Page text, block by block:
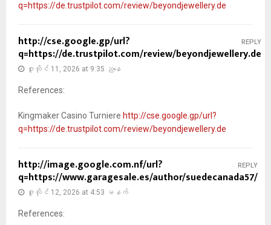
q=https://de.trustpilot.com/review/beyondjewellery.de
http://cse.google.gp/url?
q=https://de.trustpilot.com/review/beyondjewellery.de
ဇူလိုင် 11, 2026 at 9:35 ညနေ
References:
Kingmaker Casino Turniere http://cse.google.gp/url?
q=https://de.trustpilot.com/review/beyondjewellery.de
REPLY
http://image.google.com.nf/url?
q=https://www.garagesale.es/author/suedecanada57/
ဇူလိုင် 12, 2026 at 4:53 မနက်
References:
REPLY